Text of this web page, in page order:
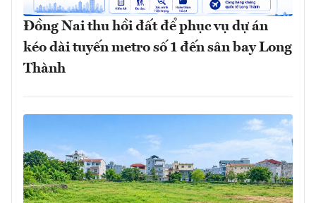
Đồng Nai thu hồi đất để phục vụ dự án
kéo dài tuyến metro số 1 đến sân bay Long
Thành